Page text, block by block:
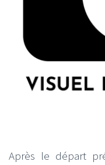
Après le départ